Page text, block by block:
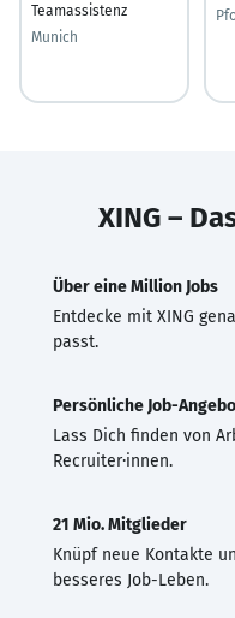
Teamassistenz
Munich
XING –
Über eine Million Jobs
Entdecke mit XING
passt.
Persönliche Job-
Lass Dich finden von
Recruiter·innen.
21 Mio. Mitglieder
Knüpf neue Kontakte
besseres Job-Leben.